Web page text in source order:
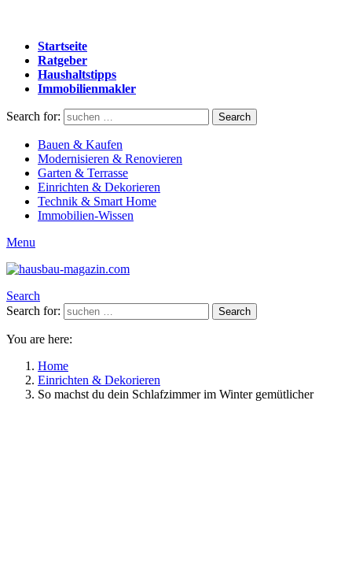
Startseite
Ratgeber
Haushaltstipps
Immobilienmakler
Search for: Search
Bauen & Kaufen
Modernisieren & Renovieren
Garten & Terrasse
Einrichten & Dekorieren
Technik & Smart Home
Immobilien-Wissen
Menu
Search
Search for:
Search
You are here:
Home
Einrichten & Dekorieren
So machst du dein Schlafzimmer im Winter gemütlicher